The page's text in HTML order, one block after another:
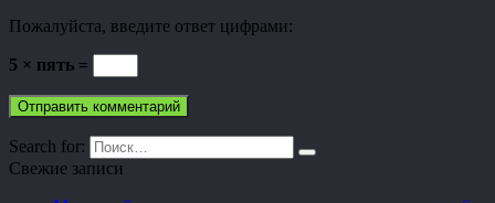
Пожалуйста, введите ответ цифрами:
5 × пять =
Search for:
Свежие записи